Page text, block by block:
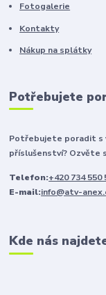
Fotogalerie
Kontakty
Nákup na splátky
Potřebujete
Potřebujete poradit s
příslušenství? Ozvěte
Telefon:+420 734 550
E-mail:info@atv-
Kde nás